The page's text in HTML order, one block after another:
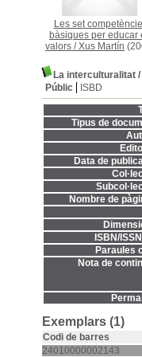
Les set
bàsiques per educar
valors /Xus Martín
La interculturalitat /
Públic
ISBD
Tipus de
Data de
Nombre de
ISBN/
Paraules
Nota de
Exemplars (1)
Codi de barres
24010000002143